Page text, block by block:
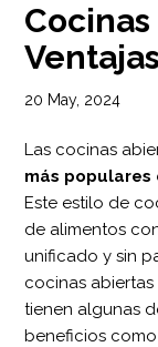
20 May, 2024
Las cocinas
más populares
Este estilo de
de alimentos
unificado y sin
cocinas
tienen algunas
beneficios